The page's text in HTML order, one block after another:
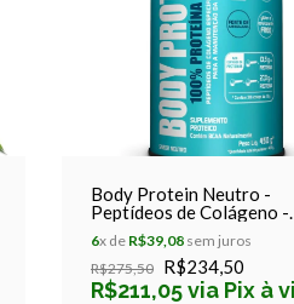
Body Protein Neutro -
Peptídeos de Colágeno -
Equaliv - 450g
6x de R$39,08 sem juros
R$275,50 R$234,50
R$211,05 via Pix à